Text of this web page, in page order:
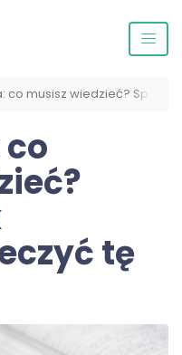
co musisz wiedzieć?
tę